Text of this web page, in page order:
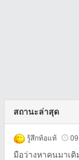
สถานะล่าสุด
รู้สึกท้อแท้
มือว่างหาคนมาเ